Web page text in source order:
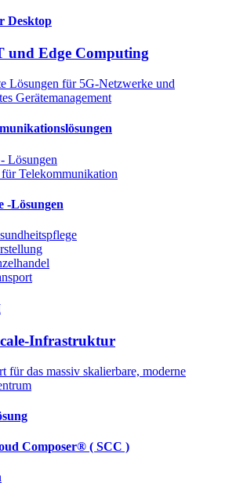
Desktop
und Edge Computing
Lösungen für 5G-Netzwerke und
Gerätemanagement
Lösungen
Telekommunikation
-Lösungen
Infrastruktur
für das massiv skalierbare, moderne
Composer® ( SCC )